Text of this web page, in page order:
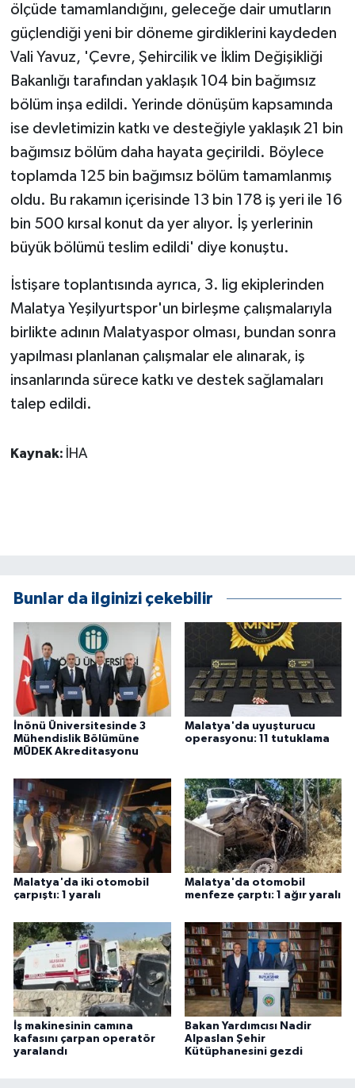
ölçüde tamamlandığını, geleceğe dair umutların
güçlendiği yeni bir döneme girdiklerini kaydeden
Vali Yavuz, 'Çevre, Şehircilik ve İklim Değişikliği
Bakanlığı tarafından yaklaşık 104 bin bağımsız
bölüm inşa edildi. Yerinde dönüşüm kapsamında
ise devletimizin katkı ve desteğiyle yaklaşık 21 bin
bağımsız bölüm daha hayata geçirildi. Böylece
toplamda 125 bin bağımsız bölüm tamamlanmış
oldu. Bu rakamın içerisinde 13 bin 178 iş yeri ile 16
bin 500 kırsal konut da yer alıyor. İş yerlerinin
büyük bölümü teslim edildi' diye konuştu.
İstişare toplantısında ayrıca, 3. lig ekiplerinden
Malatya Yeşilyurtspor'un birleşme çalışmalarıyla
birlikte adının Malatyaspor olması, bundan sonra
yapılması planlanan çalışmalar ele alınarak, iş
insanlarında sürece katkı ve destek sağlamaları
talep edildi.
Kaynak: İHA
Bunlar da ilginizi çekebilir
İnönü Üniversitesinde 3
Mühendislik Bölümüne
MÜDEK Akreditasyonu
Malatya'da uyuşturucu
operasyonu: 11 tutuklama
Malatya'da iki otomobil
çarpıştı: 1 yaralı
Malatya'da otomobil
menfeze çarptı: 1 ağır yaralı
İş makinesinin camına
kafasını çarpan operatör
yaralandı
Bakan Yardımcısı Nadir
Alpaslan Şehir
Kütüphanesini gezdi